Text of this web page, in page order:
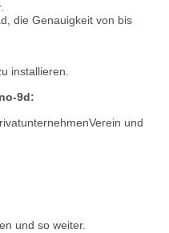
die Genauigkeit von bis
installieren.
9d:
und
und so weiter.